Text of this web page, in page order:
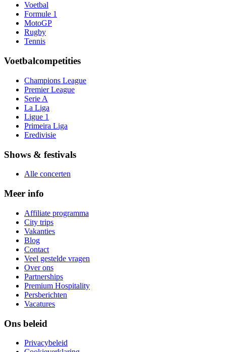
Voetbal
Formule 1
MotoGP
Rugby
Tennis
Voetbalcompetities
Champions League
Premier League
Serie A
La Liga
Ligue 1
Primeira Liga
Eredivisie
Shows & festivals
Alle concerten
Meer info
Affiliate programma
City trips
Vakanties
Blog
Contact
Veel gestelde vragen
Over ons
Partnerships
Premium Hospitality
Persberichten
Vacatures
Ons beleid
Privacybeleid